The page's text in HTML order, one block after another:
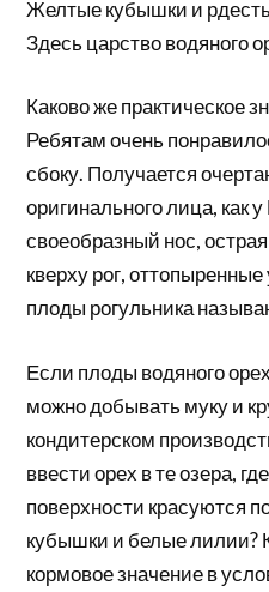
Желтые кубышки и
Здесь царство водяного
Каково же практическое
Ребятам очень
сбоку. Получается
оригинального лица, как
своеобразный нос,
кверху рог,
плоды рогульника
Если плоды водяного
можно добывать муку и
кондитерском
ввести орех в те озера,
поверхности красуются
кубышки и белые лилии?
кормовое значение в